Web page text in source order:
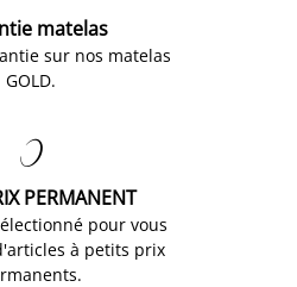
matelas
sur nos matelas
GOLD.

PERMANENT
pour vous
à petits prix